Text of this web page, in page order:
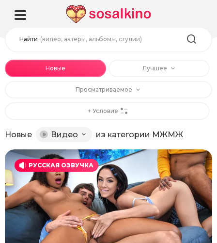
Найти (видео, актёры, альбомы, студии)
Новые Видео из категории МЖМЖ
Новые Лучшее
Просматриваемое
+ Условие
РУССКАЯ ОЗВУЧКА